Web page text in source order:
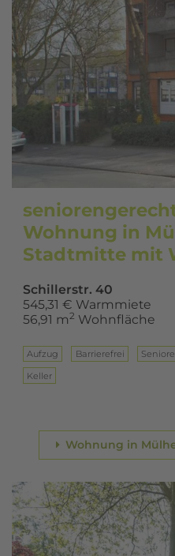
Wohnung in
Stadtmitte mit
Schillerstr. 40
545,31 € Warmmiete
56,91 m2 Wohnfläche
Aufzug Barrierefrei
Keller
Wohnung in